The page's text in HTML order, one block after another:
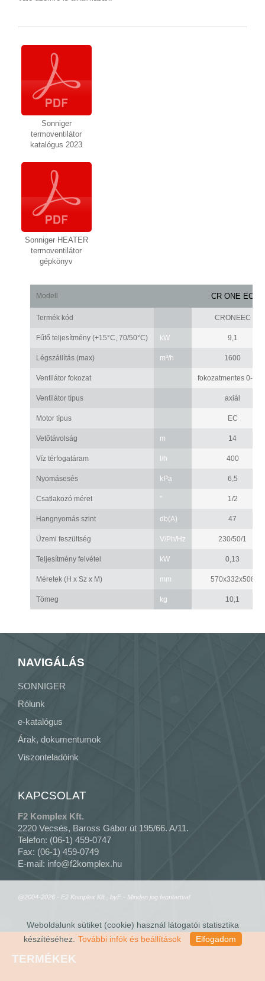
Weboldalunk sütiket (cookie) használ látogatói statisztika
készítéséhez. További infók és beállítások Elfogadom
Sonniger
termoventilátor
katalógus 2023
Sonniger HEATER
termoventilátor
gépkönyv
Modell CR ONE EC
Termék kód CRONEEC
Fűtő teljesítmény (+15°C, 70/50°C) kW 9,1
Légszállítás (max) m³/h 1600
Ventilátor fokozat fokozatmentes 0-10
Ventilátor típus axiál
Motor típus EC
Vetőtávolság m 14
Víz térfogatáram l/h 400
Nyomásesés kPa 6,5
Csatlakozó méret " 1/2
Hangnyomás szint db(A) 47
Üzemi feszültség V/Ph/Hz 230/50/1
Teljesítmény felvétel kW 0,13
Méretek (H x Sz x M) mm 570x332x508
Tömeg kg 10,1
NAVIGÁLÁS
SONNIGER
Rólunk
e-katalógus
Árak, dokumentumok
Viszonteladóink
KAPCSOLAT
F2 Komplex Kft.
2220 Vecsés, Baross Gábor út 195/66. A/11.
Telefon: (06-1) 459-0747
Fax: (06-1) 459-0749
E-mail: info@f2komplex.hu
@2004-2026 - F2 Komplex Kft., byF - Minden jog fenntartva!
TERMÉKEK